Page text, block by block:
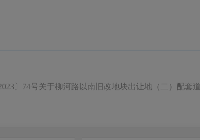
〕74号关于柳河路以南旧改地块出让地（二）配